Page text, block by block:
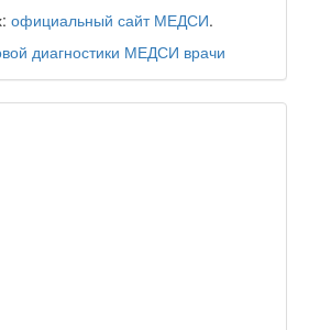
официальный сайт МЕДСИ.
диагностики МЕДСИ врачи